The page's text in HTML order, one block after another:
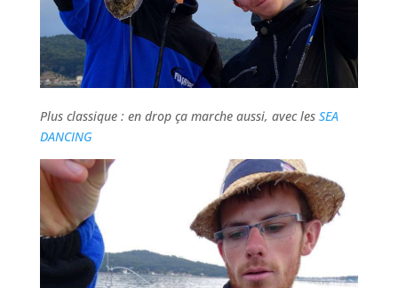
Plus classique : en drop ça marche aussi, avec les SEA
DANCING